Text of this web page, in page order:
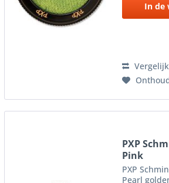
In de
PXP
Pink
PXP
Pearl